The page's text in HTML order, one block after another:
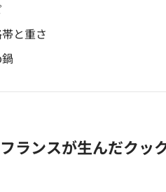
と重さ
ランスが生んだクッ